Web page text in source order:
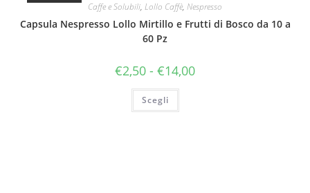
possono
essere
scelte
prodotto
Caffe e Solubili, Lollo Caffè, Nespresso
Capsula Nespresso Lollo Mirtillo e Frutti di Bosco da 10 a
60 Pz
€2,50 - €14,00Fascia
Scegli
Questo
ha